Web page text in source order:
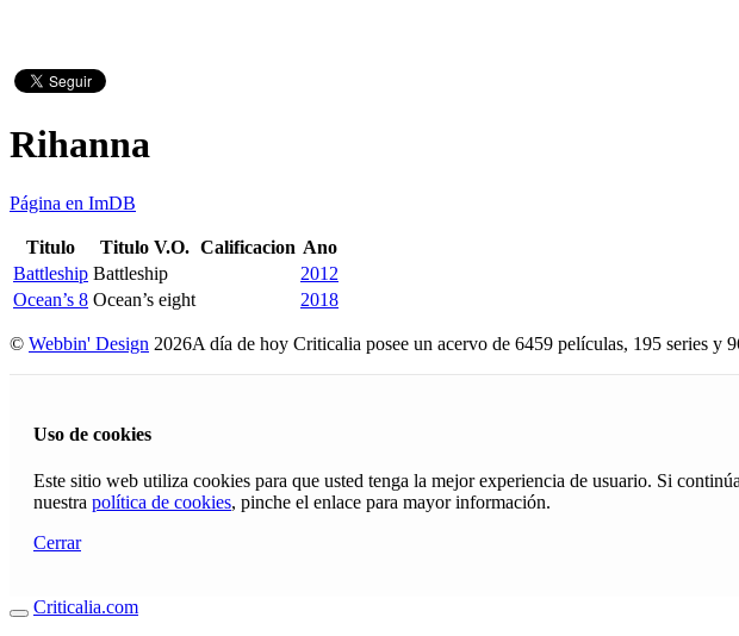
Rihanna
Página en ImDB
Titulo Titulo V.O. Calificacion Ano
Battleship Battleship
2012
Ocean’s 8 Ocean’s eight 2018
© Webbin' Design 2026A día de hoy Criticalia posee un acervo de 6459 películas, 195 series y
Uso de cookies
Este sitio web utiliza cookies para que usted tenga la mejor experiencia de usuario. Si
nuestra política de cookies, pinche el enlace para mayor información.
Cerrar
Criticalia.com